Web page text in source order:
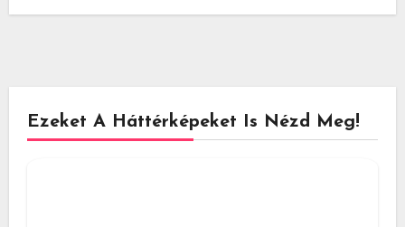
Ezeket A Háttérképeket Is Nézd Meg!